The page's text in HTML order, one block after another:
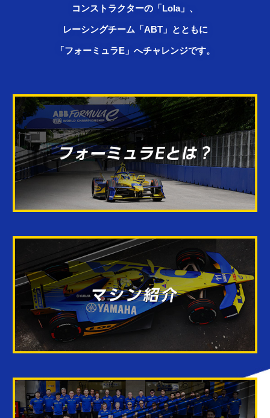
コンストラクターの「Lola」、
レーシングチーム「ABT」とともに
「フォーミュラE」へチャレンジです。